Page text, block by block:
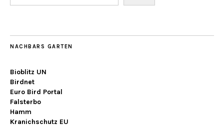
NACHBARS GARTEN
Bioblitz UN
Birdnet
Euro Bird Portal
Falsterbo
Hamm
Kranichschutz EU